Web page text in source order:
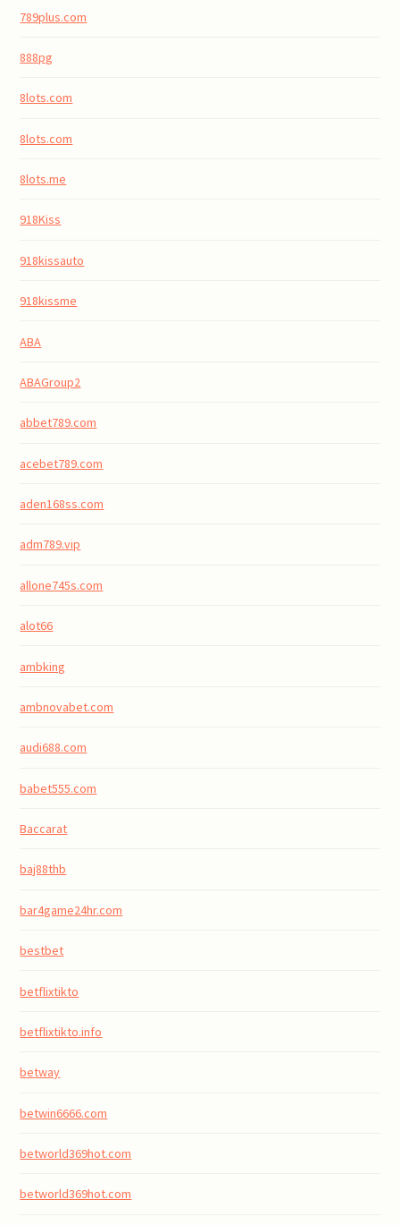
789plus.com
888pg
8lots.com
8lots.com
8lots.me
918Kiss
918kissauto
918kissme
ABA
ABAGroup2
abbet789.com
acebet789.com
aden168ss.com
adm789.vip
allone745s.com
alot66
ambking
ambnovabet.com
audi688.com
babet555.com
Baccarat
baj88thb
bar4game24hr.com
bestbet
betflixtikto
betflixtikto.info
betway
betwin6666.com
betworld369hot.com
betworld369hot.com